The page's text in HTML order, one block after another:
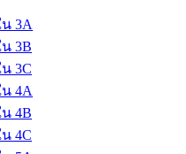
3A
3B
3C
4A
4B
4C